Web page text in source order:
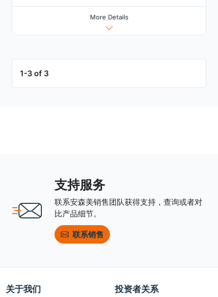
More Details
1-3 of 3
支持服务
联系安森美销售团队获得支持，查询或者对
比产品细节。
联系销售
关于我们 投资者关系